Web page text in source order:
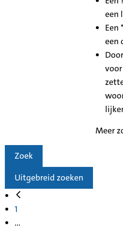
een
Een
een
Meer
Zoek
Uitgebreid zoeken
1
...